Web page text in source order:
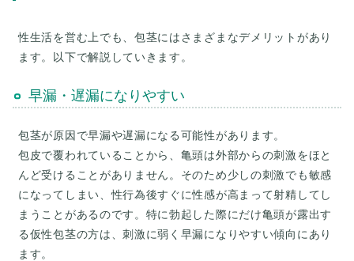
性生活を営む上でも、包茎にはさまざまなデメリットがあり
ます。以下で解説していきます。
早漏・遅漏になりやすい
包茎が原因で早漏や遅漏になる可能性があります。
包皮で覆われていることから、亀頭は外部からの刺激をほと
んど受けることがありません。そのため少しの刺激でも敏感
になってしまい、性行為後すぐに性感が高まって射精してし
まうことがあるのです。特に勃起した際にだけ亀頭が露出す
る仮性包茎の方は、刺激に弱く早漏になりやすい傾向にあり
ます。